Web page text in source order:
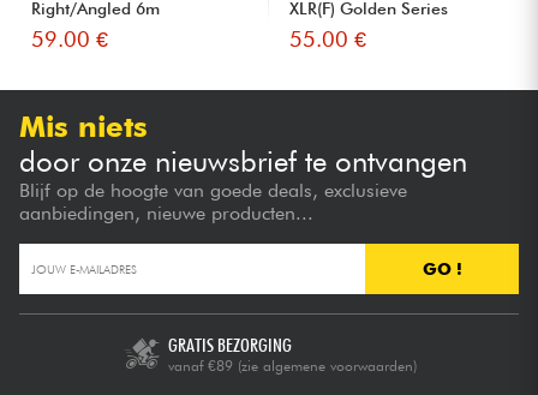
Right/Angled 6m
59.00 €
XLR(F) Golden Series
55.00 €
Mis niets
door onze nieuwsbrief te ontvangen
Blijf op de hoogte van goede deals, exclusieve
aanbiedingen, nieuwe producten...
GO !
GRATIS BEZORGING
vanaf €89 (zie algemene voorwaarden)